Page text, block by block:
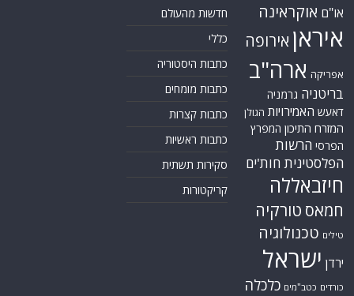
אוקראינה
אירופה
ארה"ב
גרמניה
האמירויות הגולן
התיכון המפרץ
הרשות
חות'ים
טורקיה
טכנולוגיה
ישראל
כטב"מים כלכלה
חדשות מהעולם
כללי
כתבות היסטוריה
כתבות מומחים
כתבות קצרות
כתבות ראשיות
סקירות תשתית
קריקטורות